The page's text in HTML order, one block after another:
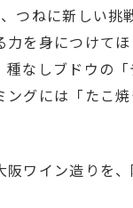
つねに新しい
を身につけて
なしブドウの
グには「たこ
ワイン造りを